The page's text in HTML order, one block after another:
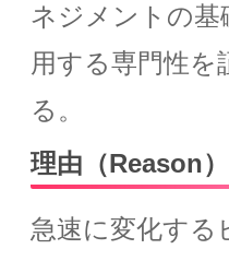
ネジメントの基
用する専門性を
る。
理由（Reason）
急速に変化す